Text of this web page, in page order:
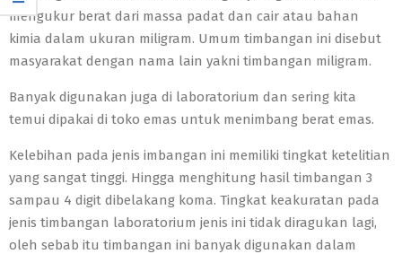
mengukur berat dari massa padat dan cair atau bahan
kimia dalam ukuran miligram. Umum timbangan ini disebut
masyarakat dengan nama lain yakni timbangan miligram.
Banyak digunakan juga di laboratorium dan sering kita
temui dipakai di toko emas untuk menimbang berat emas.
Kelebihan pada jenis imbangan ini memiliki tingkat ketelitian
yang sangat tinggi. Hingga menghitung hasil timbangan 3
sampau 4 digit dibelakang koma. Tingkat keakuratan pada
jenis timbangan laboratorium jenis ini tidak diragukan lagi,
oleh sebab itu timbangan ini banyak digunakan dalam